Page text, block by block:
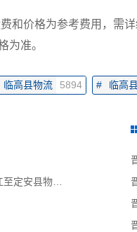
和价格为参考费用，需
为准。
临高县物流 5894 # 临高
晋江到定安县物流公司_晋江到定安县货运_晋江至定安县物流专线